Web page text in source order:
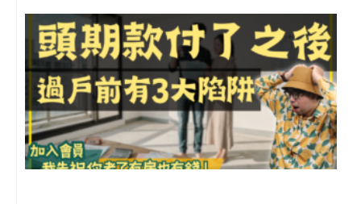
o
k
e r
a
m
p
e